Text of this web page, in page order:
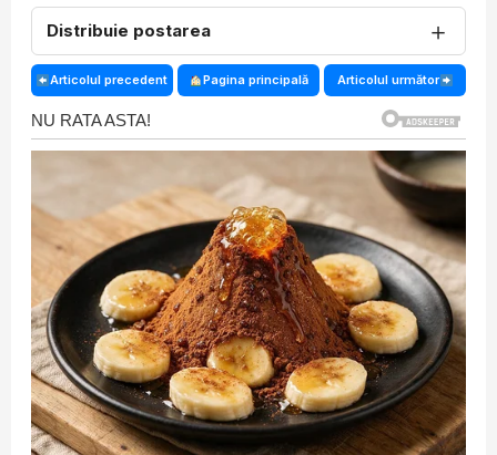
Distribuie postarea ＋
Articolul precedent Pagina principală Articolul următor